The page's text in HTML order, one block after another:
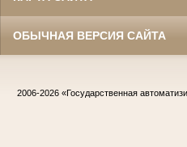
ОБЫЧНАЯ ВЕРСИЯ САЙТА
2006-2026 «Государственная